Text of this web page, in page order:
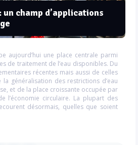
un champ d’applications
aujourd’hui une place centrale parmi
de traitement de l’eau disponibles. Du
récentes mais aussi de celles
généralisation des restrictions d’eau
et de la place croissante occupée par
l’économie circulaire. La plupart des
désormais, quelles que soient